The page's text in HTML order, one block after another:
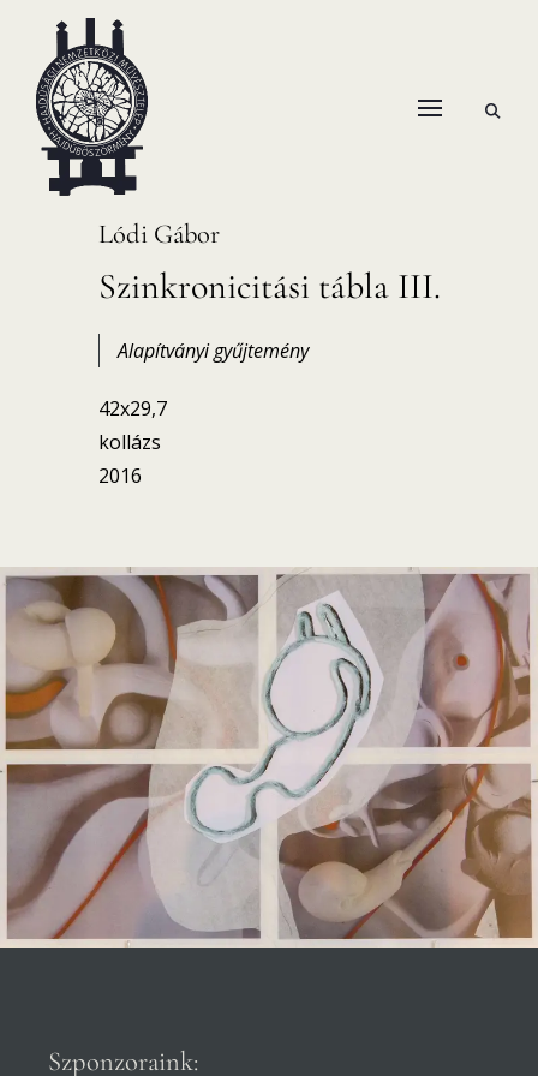
content
HANEMA – Hajdúsági Nemzetközi Művésztelep
open
Lódi Gábor
Szinkronicitási tábla III.
Alapítványi gyűjtemény
42x29,7
kollázs
2016
Szponzoraink: